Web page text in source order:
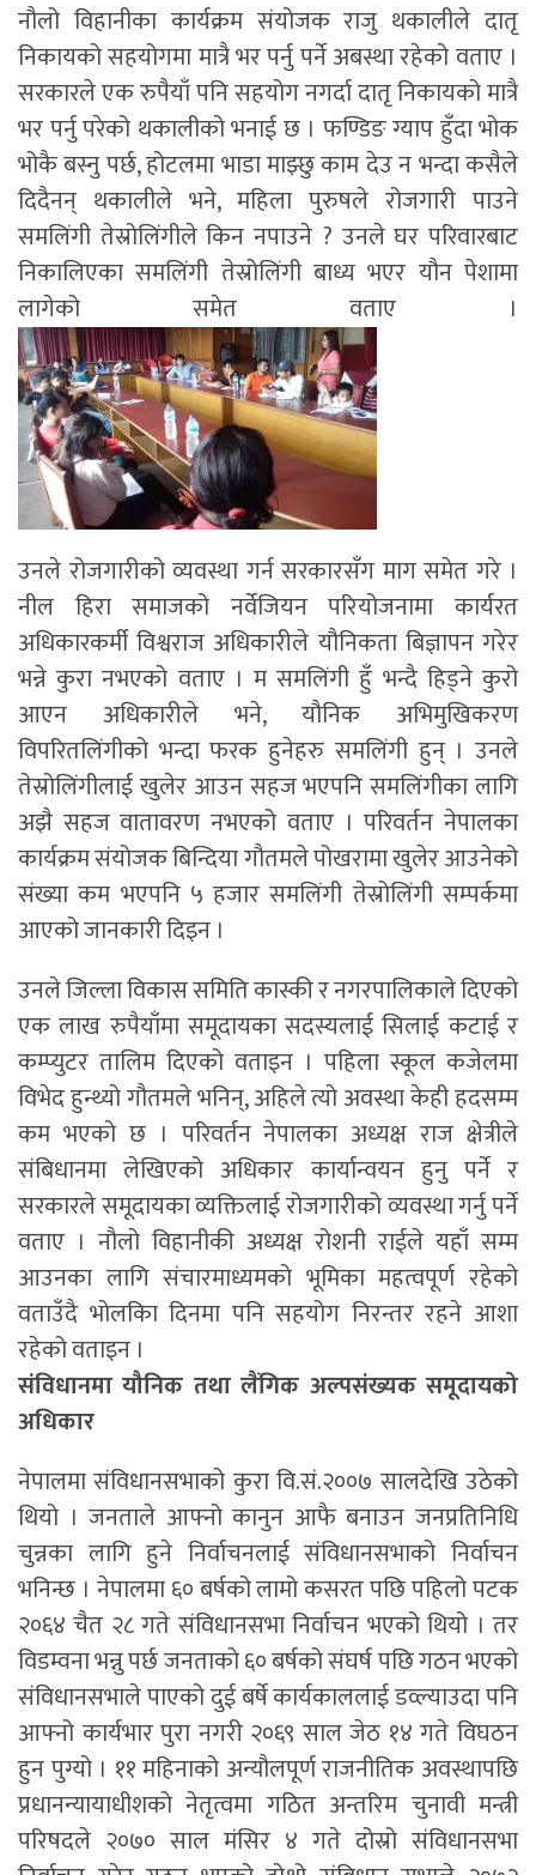
नौलो विहानीका कार्यक्रम संयोजक राजु थकालीले दातृ
निकायको सहयोगमा मात्रै भर पर्नु पर्ने अबस्था रहेको वताए ।
सरकारले एक रुपैयाँ पनि सहयोग नगर्दा दातृ निकायको मात्रै
भर पर्नु परेको थकालीको भनाई छ । फण्डिङ ग्याप हुँदा भोक
भोकै बस्नु पर्छ, होटलमा भाडा माझ्छु काम देउ न भन्दा कसैले
दिदैनन् थकालीले भने, महिला पुरुषले रोजगारी पाउने
समलिंगी तेस्रोलिंगीले किन नपाउने ? उनले घर परिवारबाट
निकालिएका समलिंगी तेस्रोलिंगी बाध्य भएर यौन पेशामा
लागेको समेत वताए ।
उनले रोजगारीको व्यवस्था गर्न सरकारसँग माग समेत गरे ।
नील हिरा समाजको नर्वेजियन परियोजनामा कार्यरत
अधिकारकर्मी विश्वराज अधिकारीले यौनिकता बिज्ञापन गरेर
भन्ने कुरा नभएको वताए । म समलिंगी हुँ भन्दै हिड्ने कुरो
आएन अधिकारीले भने, यौनिक अभिमुखिकरण
विपरितलिंगीको भन्दा फरक हुनेहरु समलिंगी हुन् । उनले
तेस्रोलिंगीलाई खुलेर आउन सहज भएपनि समलिंगीका लागि
अझै सहज वातावरण नभएको वताए । परिवर्तन नेपालका
कार्यक्रम संयोजक बिन्दिया गौतमले पोखरामा खुलेर आउनेको
संख्या कम भएपनि ५ हजार समलिंगी तेस्रोलिंगी सम्पर्कमा
आएको जानकारी दिइन ।
उनले जिल्ला विकास समिति कास्की र नगरपालिकाले दिएको
एक लाख रुपैयाँमा समूदायका सदस्यलाई सिलाई कटाई र
कम्प्युटर तालिम दिएको वताइन । पहिला स्कूल कजेलमा
विभेद हुन्थ्यो गौतमले भनिन्, अहिले त्यो अवस्था केही हदसम्म
कम भएको छ । परिवर्तन नेपालका अध्यक्ष राज क्षेत्रीले
संबिधानमा लेखिएको अधिकार कार्यान्वयन हुनु पर्ने र
सरकारले समूदायका व्यक्तिलाई रोजगारीको व्यवस्था गर्नु पर्ने
वताए । नौलो विहानीकी अध्यक्ष रोशनी राईले यहाँ सम्म
आउनका लागि संचारमाध्यमको भूमिका महत्वपूर्ण रहेको
वताउँदै भोलकिा दिनमा पनि सहयोग निरन्तर रहने आशा
रहेको वताइन ।
संविधानमा यौनिक तथा लैंगिक अल्पसंख्यक समूदायको
अधिकार
नेपालमा संविधानसभाको कुरा वि.सं.२००७ सालदेखि उठेको
थियो । जनताले आफ्नो कानुन आफै बनाउन जनप्रतिनिधि
चुन्नका लागि हुने निर्वाचनलाई संविधानसभाको निर्वाचन
भनिन्छ । नेपालमा ६० बर्षको लामो कसरत पछि पहिलो पटक
२०६४ चैत २८ गते संविधानसभा निर्वाचन भएको थियो । तर
विडम्वना भन्नु पर्छ जनताको ६० बर्षको संघर्ष पछि गठन भएको
संविधानसभाले पाएको दुई बर्षे कार्यकाललाई डव्ल्याउदा पनि
आफ्नो कार्यभार पुरा नगरी २०६९ साल जेठ १४ गते विघठन
हुन पुग्यो । ११ महिनाको अन्यौलपूर्ण राजनीतिक अवस्थापछि
प्रधानन्यायाधीशको नेतृत्वमा गठित अन्तरिम चुनावी मन्त्री
परिषदले २०७० साल मंसिर ४ गते दोस्रो संविधानसभा